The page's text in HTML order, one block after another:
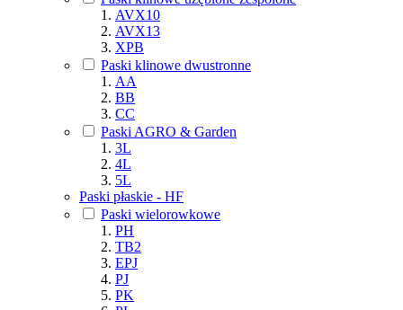
AVX10
AVX13
XPB
Paski klinowe dwustronne
AA
BB
CC
Paski AGRO & Garden
3L
4L
5L
Paski płaskie - HF
Paski wielorowkowe
PH
TB2
EPJ
PJ
PK